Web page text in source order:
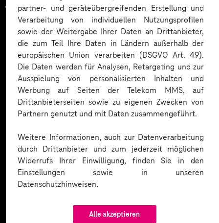
partner- und geräteübergreifenden Erstellung und
Verarbeitung von individuellen Nutzungsprofilen
sowie der Weitergabe Ihrer Daten an Drittanbieter,
die zum Teil Ihre Daten in Ländern außerhalb der
europäischen Union verarbeiten (DSGVO Art. 49).
Die Daten werden für Analysen, Retargeting und zur
Ausspielung von personalisierten Inhalten und
Werbung auf Seiten der Telekom MMS, auf
Drittanbieterseiten sowie zu eigenen Zwecken von
Partnern genutzt und mit Daten zusammengeführt.
Weitere Informationen, auch zur Datenverarbeitung
durch Drittanbieter und zum jederzeit möglichen
Widerrufs Ihrer Einwilligung, finden Sie in den
Einstellungen sowie in unseren
Datenschutzhinweisen.
Alle akzeptieren
vertrauen auf unsere
Expertise. Hier eine Auswahl: